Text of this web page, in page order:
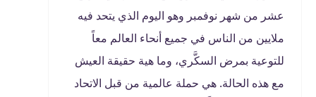
عشر من شهر نوفمبر وهو اليوم الذي يتحد فيه
ملايين من الناس في جميع أنحاء العالم معاً
للتوعية بمرض السكَّري، وما هية حقيقة العيش
مع هذه الحالة. هي حملة عالمية من قبل الاتحاد